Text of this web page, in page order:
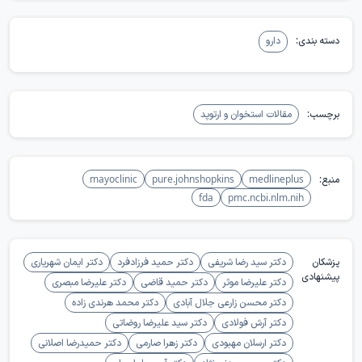
دسته بندی: دارو
برچسب: مقالات استخوان و ارتوپد
منبع: medlineplus
pure.johnshopkins
mayoclinic
pmc.ncbi.nlm.nih
fda
پزشکان
پیشنهادی
دکتر سید رضا شریفی دکتر حمید فرزادفرد
دکتر ایمان شهریاری
دکتر علیرضا موثر
دکتر حمید قاضی
دکتر علیرضا مبصری
دکتر محسن زارعی جلال آبادی
دکتر محمد هرندی زاده
دکتر آرش فولادی
دکتر سید علیرضا روضاتی
دکتر ارسلان مهبودی
دکتر زهرا صارمی
دکتر حمیدرضا اصلانی